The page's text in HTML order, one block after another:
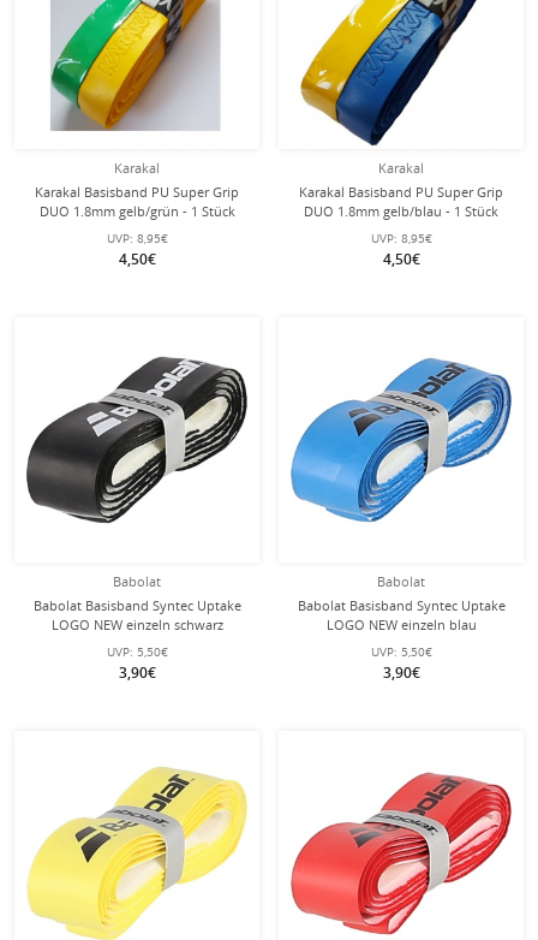
Karakal
Karakal Basisband PU Super Grip
DUO 1.8mm gelb/grün - 1 Stück
UVP: 8,95€
4,50€
Karakal
Karakal Basisband PU Super Grip
DUO 1.8mm gelb/blau - 1 Stück
UVP: 8,95€
4,50€
Babolat
Babolat Basisband Syntec Uptake
LOGO NEW einzeln schwarz
UVP: 5,50€
3,90€
Babolat
Babolat Basisband Syntec Uptake
LOGO NEW einzeln blau
UVP: 5,50€
3,90€